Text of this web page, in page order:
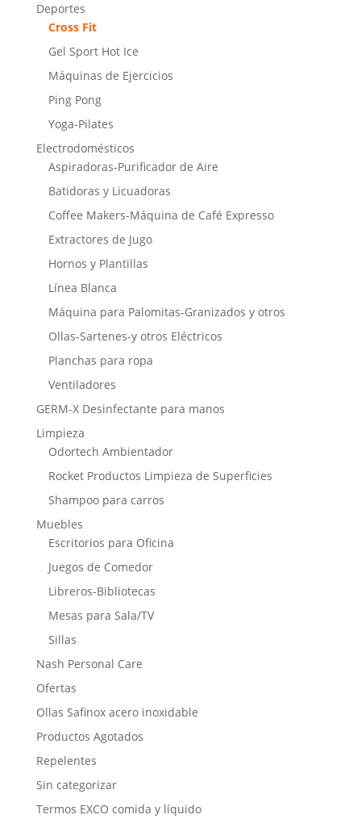
Deportes
Cross Fit
Gel Sport Hot Ice
Máquinas de Ejercicios
Ping Pong
Yoga-Pilates
Electrodomésticos
Aspiradoras-Purificador de Aire
Batidoras y Licuadoras
Coffee Makers-Máquina de Café Expresso
Extractores de Jugo
Hornos y Plantillas
Línea Blanca
Máquina para Palomitas-Granizados y otros
Ollas-Sartenes-y otros Eléctricos
Planchas para ropa
Ventiladores
GERM-X Desinfectante para manos
Limpieza
Odortech Ambientador
Rocket Productos Limpieza de Superficies
Shampoo para carros
Muebles
Escritorios para Oficina
Juegos de Comedor
Libreros-Bibliotecas
Mesas para Sala/TV
Sillas
Nash Personal Care
Ofertas
Ollas Safinox acero inoxidable
Productos Agotados
Repelentes
Sin categorizar
Termos EXCO comida y líquido